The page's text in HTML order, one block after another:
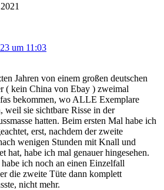
um 11:03
Jahren von einem großen deutschen
( kein China von Ebay ) zweimal
bekommen, wo ALLE Exemplare
weil sie sichtbare Risse in der
hatten. Beim ersten Mal habe ich
erst, nachdem der zweite
wenigen Stunden mit Knall und
hat, habe ich mal genauer hingesehen.
ich noch an einen Einzelfall
die zweite Tüte dann komplett
nicht mehr.